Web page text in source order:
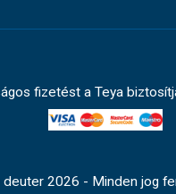
fizetést a Teya
2026 - Minden jog